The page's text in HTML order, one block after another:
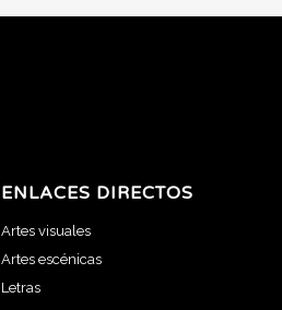
ENLACES DIRECTOS
Artes visuales
Artes escénicas
Letras